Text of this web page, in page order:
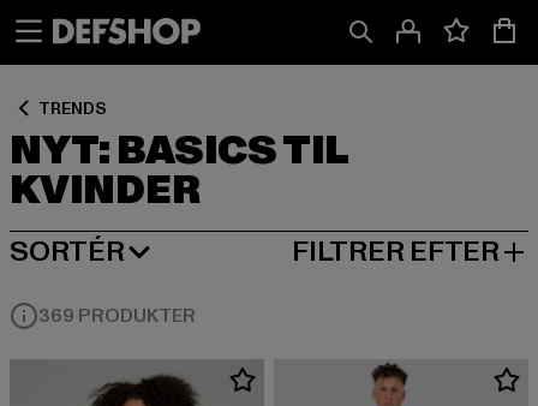
TRENDS
NYT: BASICS TIL
KVINDER
SORTÉR
NY I FILTRER EFTER
369 PRODUKTER